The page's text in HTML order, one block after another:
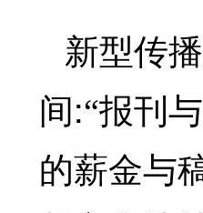
新型传
间 :“报刊
的薪金与